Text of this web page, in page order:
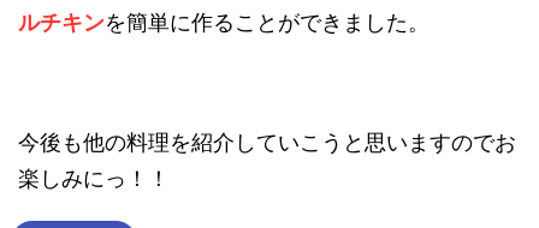
ルチキンを簡単に作ることができました。
今後も他の料理を紹介していこうと思いますのでお
楽しみにっ！！